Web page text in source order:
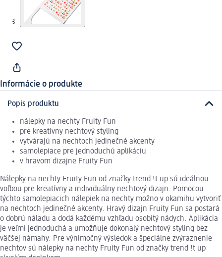
Informácie o produkte
Popis produktu
nálepky na nechty Fruity Fun
pre kreatívny nechtový styling
vytvárajú na nechtoch jedinečné akcenty
samolepiace pre jednoduchú aplikáciu
v hravom dizajne Fruity Fun
Nálepky na nechty Fruity Fun od značky trend !t up sú ideálnou
voľbou pre kreatívny a individuálny nechtový dizajn. Pomocou
týchto samolepiacich nálepiek na nechty možno v okamihu vytvoriť
na nechtoch jedinečné akcenty. Hravý dizajn Fruity Fun sa postará
o dobrú náladu a dodá každému vzhľadu osobitý nádych. Aplikácia
je veľmi jednoduchá a umožňuje dokonalý nechtový styling bez
väčšej námahy. Pre výnimočný výsledok a špeciálne zvýraznenie
nechtov sú nálepky na nechty Fruity Fun od značky trend !t up